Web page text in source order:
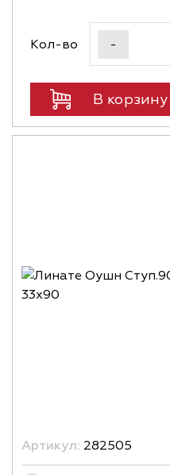
Кол-во -
В корзину
Артикул: 282505